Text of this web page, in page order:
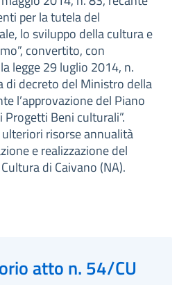
per la tutela del
lo sviluppo della cultura e
convertito, con
legge 29 luglio 2014, n.
di decreto del Ministro della
l’approvazione del Piano
Progetti Beni culturali”.
risorse annualità
e realizzazione del
di Caivano (NA).
atto n. 54/CU